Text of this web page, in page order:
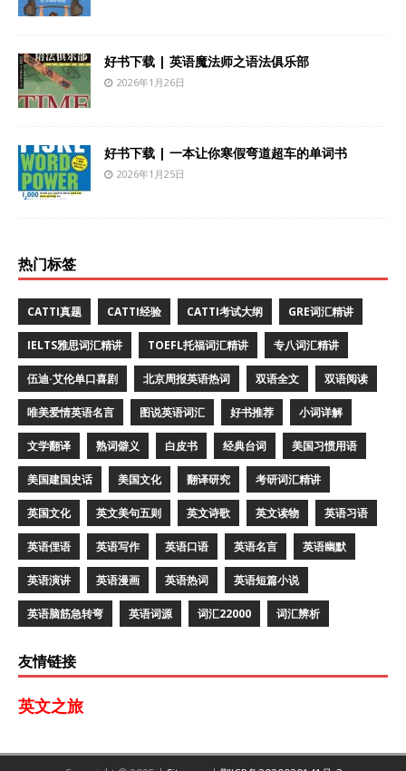
好书下载 | 英语魔法师之语法俱乐部
2026年1月26日
好书下载 | 一本让你寒假弯道超车的单词书
2026年1月25日
热门标签
CATTI真题 CATTI经验 CATTI考试大纲 GRE词汇精讲
IELTS雅思词汇精讲 TOEFL托福词汇精讲 专八词汇精讲
伍迪·艾伦单口喜剧 北京周报英语热词 双语全文 双语阅读
唯美爱情英语名言 图说英语词汇 好书推荐 小词详解
文学翻译 熟词僻义 白皮书 经典台词 美国习惯用语
美国建国史话 美国文化 翻译研究 考研词汇精讲
英国文化 英文美句五则 英文诗歌 英文读物 英语习语
英语俚语 英语写作 英语口语 英语名言 英语幽默
英语演讲 英语漫画 英语热词 英语短篇小说
英语脑筋急转弯 英语词源 词汇22000 词汇辨析
友情链接
英文之旅